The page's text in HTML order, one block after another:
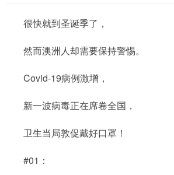
很快就到圣诞季了，
然而澳洲人却需要保持警惕。
Covid-19病例激增，
新一波病毒正在席卷全国，
卫生当局敦促戴好口罩！
#01：